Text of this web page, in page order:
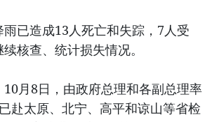
已造成13人死亡和失踪，7人受
核查、统计损失情况。
月8日，由政府总理和各副总理率
赴太原、北宁、高平和谅山等省检